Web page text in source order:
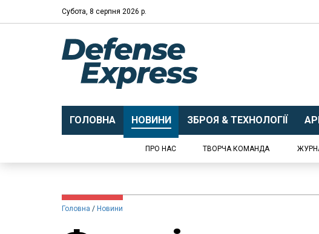
Субота, 8 серпня 2026 р.
ГОЛОВНА НОВИНИ ЗБРОЯ & ТЕХНОЛОГІЇ
ПРО НАС ТВОРЧА КОМАНДА
Головна Новини